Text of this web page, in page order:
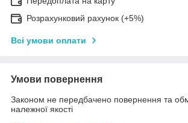
Розрахунковий рахунок (+5%)
Всі умови оплати
Умови повернення
Законом не передбачено повернення та
належної якості